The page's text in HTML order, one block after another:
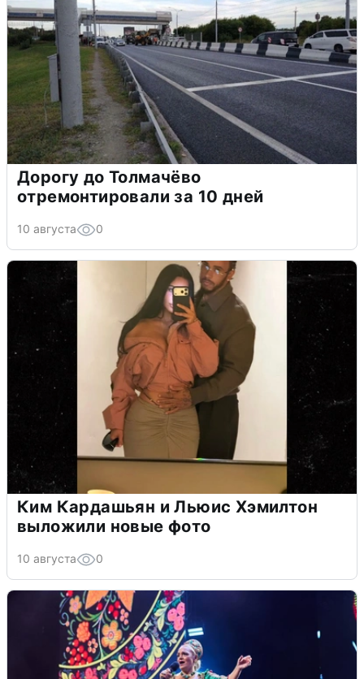
Дорогу до Толмачёво
отремонтировали за 10 дней
10 августа 0
Ким Кардашьян и Льюис Хэмилтон
выложили новые фото
10 августа 0